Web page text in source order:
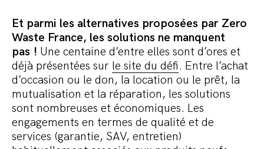
Et parmi les alternatives proposées par Zero
Waste France, les solutions ne manquent
pas ! Une centaine d’entre elles sont d’ores et
déjà présentées sur le site du défi. Entre l’achat
d’occasion ou le don, la location ou le prêt, la
mutualisation et la réparation, les solutions
sont nombreuses et économiques. Les
engagements en termes de qualité et de
services (garantie, SAV, entretien)